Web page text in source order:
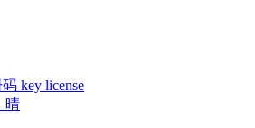
key license
晴